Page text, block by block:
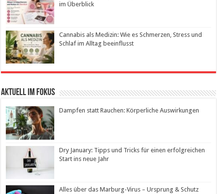
im Überblick
Cannabis als Medizin: Wie es Schmerzen, Stress und
Schlaf im Alltag beeinflusst
Aktuell im Fokus
Dampfen statt Rauchen: Körperliche Auswirkungen
Dry January: Tipps und Tricks für einen erfolgreichen
Start ins neue Jahr
Alles über das Marburg-Virus – Ursprung & Schutz